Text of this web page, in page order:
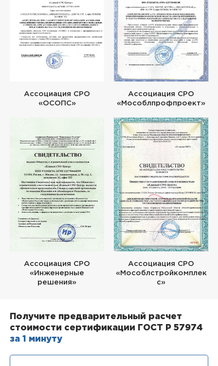
Ассоциация СРО
«ОСОПС»
Ассоциация СРО
«Мособлпрофпроект»
Ассоциация СРО
«Инженерные
решения»
Ассоциация СРО
«Мособлстройкомплек
с»
Получите предварительный расчет
стоимости сертификации ГОСТ Р 57974
за 1 минуту